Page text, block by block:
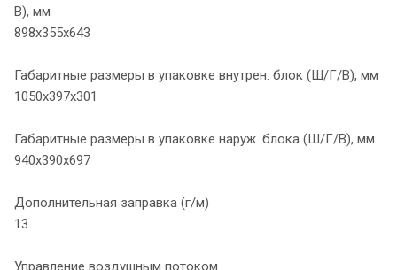
В), мм
898х355х643
Габаритные размеры в упаковке внутрен. блок (Ш/Г/В), мм
1050х397х301
Габаритные размеры в упаковке наруж. блока (Ш/Г/В), мм
940х390х697
Дополнительная заправка (г/м)
13
Управление воздушным потоком